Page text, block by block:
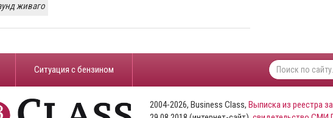
живаго
​Ситуация с бензином
2004-2026, Business Class, Выписка из реестра